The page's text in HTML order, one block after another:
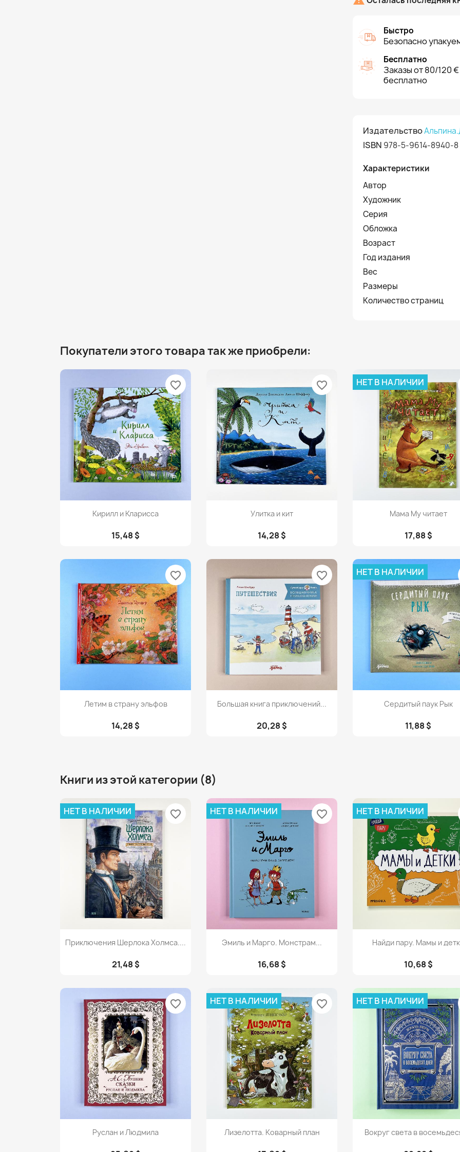
Быстро
Безопасно
Бесплатно
Заказы от 80/120
бесплатно
Издательство
ISBN 978-5-9614-8940-8
Характеристики
Автор
Художник
Серия
Обложка
Возраст
Год издания
Вес
Размеры
Количество страниц
Покупатели этого товара так же приобрели:
Просмотр
Кирилл и Кларисса
15,48 $
favorite_border
Просмотр
Улитка и кит
14,28 $
favorite_border
Просмотр
Мама Му читает
17,88 $
НЕТ В НАЛИЧИИ
Просмотр
Летим в страну эльфов
14,28 $
favorite_border
Просмотр
Большая книга приключений...
20,28 $
favorite_border
Просмотр
Сердитый паук Рык
11,88 $
НЕТ В НАЛИЧИИ
Книги из этой категории (8)
Просмотр
Приключения Шерлока Холмса....
21,48 $
НЕТ В НАЛИЧИИ favorite_border
Просмотр
Эмиль и Марго. Монстрам...
16,68 $
НЕТ В НАЛИЧИИ favorite_border
Просмотр
Найди пару. Мамы и
10,68 $
НЕТ В НАЛИЧИИ
Просмотр
Руслан и Людмила
favorite_border
Просмотр
Лизелотта. Коварный план
НЕТ В НАЛИЧИИ favorite_border
Просмотр
Вокруг света в
НЕТ В НАЛИЧИИ